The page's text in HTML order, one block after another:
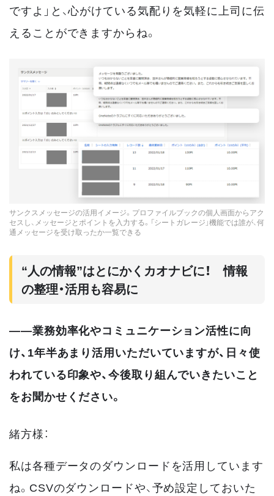
ですよ」と、心がけている気配りを気軽に上司に伝
えることができますからね。
サンクスメッセージの活用イメージ。プロファイルブックの個人画面からアク
セスし、メッセージとポイントを入力する。「シートガレージ」機能では誰が、何
通メッセージを受け取ったか一覧できる
“人の情報”はとにかくカオナビに！ 情報
の整理・活用も容易に
――業務効率化やコミュニケーション活性に向
け、1年半あまり活用いただいていますが、日々使
われている印象や、今後取り組んでいきたいこと
をお聞かせください。
緒方様：
私は各種データのダウンロードを活用しています
ね。CSVのダウンロードや、予め設定しておいた